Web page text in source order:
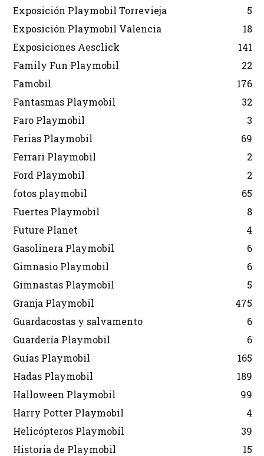
Exposición Playmobil Torrevieja
5
Exposición Playmobil Valencia
18
Exposiciones Aesclick
141
Family Fun Playmobil
22
Famobil
176
Fantasmas Playmobil
32
Faro Playmobil
3
Ferias Playmobil
69
Ferrari Playmobil
2
Ford Playmobil
2
fotos playmobil
65
Fuertes Playmobil
8
Future Planet
4
Gasolinera Playmobil
6
Gimnasio Playmobil
6
Gimnastas Playmobil
5
Granja Playmobil
475
Guardacostas y salvamento
6
Guardería Playmobil
6
Guías Playmobil
165
Hadas Playmobil
189
Halloween Playmobil
99
Harry Potter Playmobil
4
Helicópteros Playmobil
39
Historia de Playmobil
15